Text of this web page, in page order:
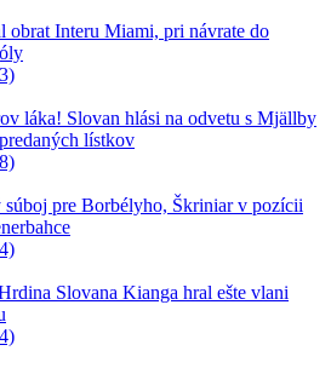
obrat Interu Miami, pri návrate do
láka! Slovan hlási na odvetu s Mjällby
lístkov
súboj pre Borbélyho, Škriniar v pozícii
Slovana Kianga hral ešte vlani